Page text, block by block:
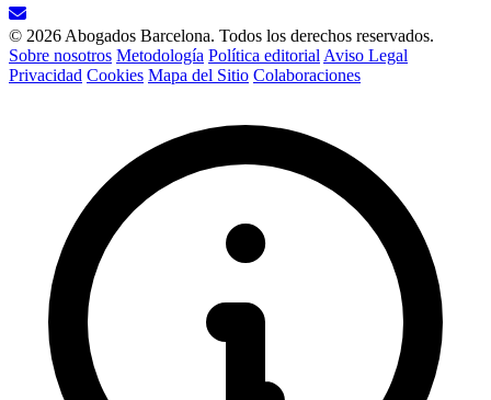
© 2026 Abogados Barcelona. Todos los derechos reservados.
Sobre nosotros Metodología Política editorial Aviso Legal
Privacidad Cookies Mapa del Sitio Colaboraciones